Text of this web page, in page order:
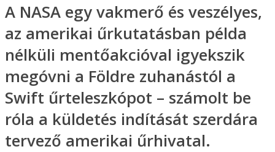
A NASA egy vakmerő és veszélyes,
az amerikai űrkutatásban példa
nélküli mentőakcióval igyekszik
megóvni a Földre zuhanástól a
Swift űrteleszkópot – számolt be
róla a küldetés indítását szerdára
tervező amerikai űrhivatal.